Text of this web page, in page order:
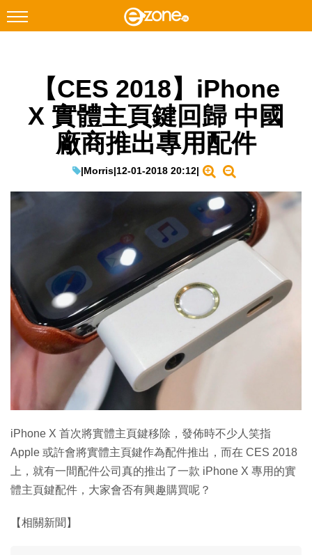
Facebook Instagram
科技焦點
教學評測
生成式AI與雲端應用
Enterprise Digital Transformation
特集
【CES 2018】iPhone
X 實體主頁鍵回歸 中國
廠商推出專用配件
|Morris|12-01-2018 20:12|
iPhone X 首次將實體主頁鍵移除，發佈時不少人笑指
Apple 或許會將實體主頁鍵作為配件推出，而在 CES 2018
上，就有一間配件公司真的推出了一款 iPhone X 專用的實
體主頁鍵配件，大家會否有興趣購買呢？
【相關新聞】